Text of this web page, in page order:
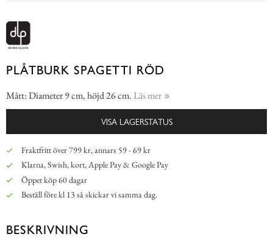
PLÅTBURK SPAGETTI RÖD
Mått: Diameter 9 cm, höjd 26 cm. Läs mer
VISA LAGERSTATUS
Fraktfritt över 799 kr, annars 59 - 69 kr
Klarna, Swish, kort, Apple Pay & Google Pay
Öppet köp 60 dagar
Beställ före kl 13 så skickar vi samma dag.
BESKRIVNING